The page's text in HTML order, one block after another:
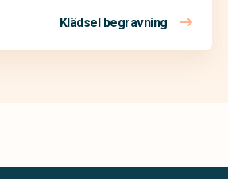
Klädsel begravning